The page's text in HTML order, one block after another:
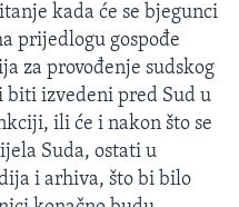
kada će se bjegunci
prijedlogu gospođe
za provođenje sudskog
biti izvedeni pred Sud u
ili će i nakon što se
Suda, ostati u
i arhiva, što bi bilo